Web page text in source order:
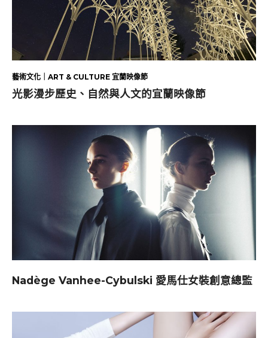
藝術文化｜ART & CULTURE 宜蘭映像節
光影漫步歷史、自然與人文的宜蘭映像節
Nadège Vanhee-Cybulski 愛馬仕女裝創意總監